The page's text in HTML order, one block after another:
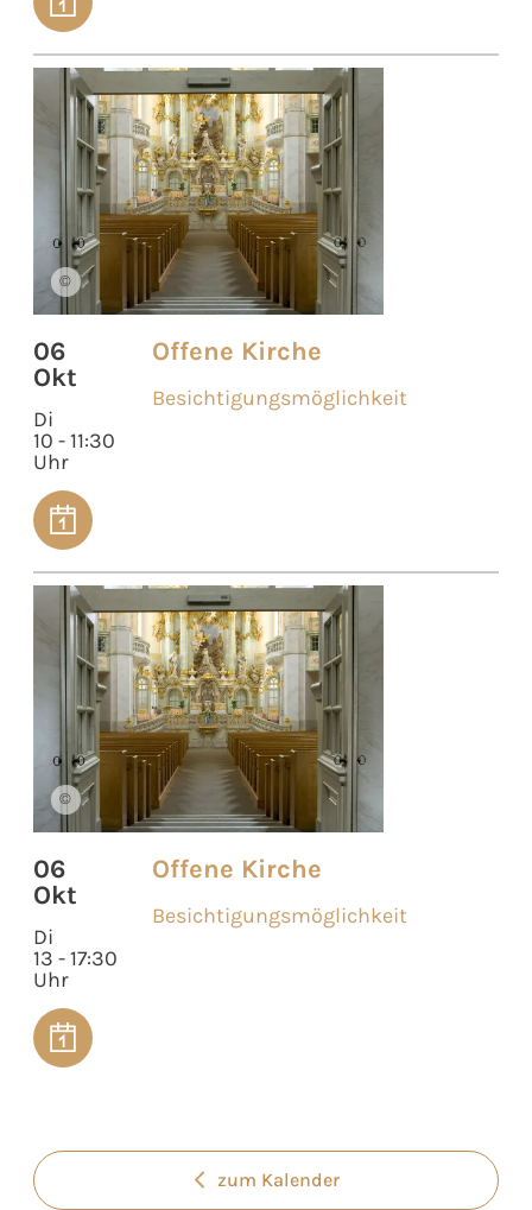
©
06
Okt
Di
10 - 11:30
Uhr
Offene Kirche
Besichtigungsmöglichkeit
©
06
Okt
Di
13 - 17:30
Uhr
Offene Kirche
Besichtigungsmöglichkeit
zum Kalender